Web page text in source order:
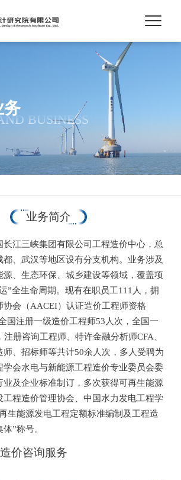
搜索
务
BUSINESS
业务简介
长江三峡集团有限公司工程造价中心，总
、武汉等地区设有分支机构。业务涉及
源、生态环保、城乡建设等领域，覆盖项
”全生命周期。现有在职员工111人，拥
协会（AACEI）认证造价工程师资格
国注册一级造价工程师53人次，全国一
册咨询工程师、特许金融分析师CFA、
师、招标师等共计50余人次，多人受聘为
学会水电与新能源工程造价专业委员会委
业及企业标准制订，多次获得可再生能源
工程造价管理协会、中国水力发电工程学
生能源发电工程定额标准编制及工程造
”称号。
价咨询服务